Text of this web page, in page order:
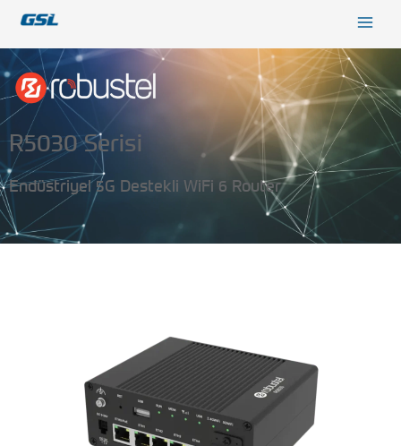
R5030 Serisi
Endüstriyel 5G Destekli WiFi 6 Router